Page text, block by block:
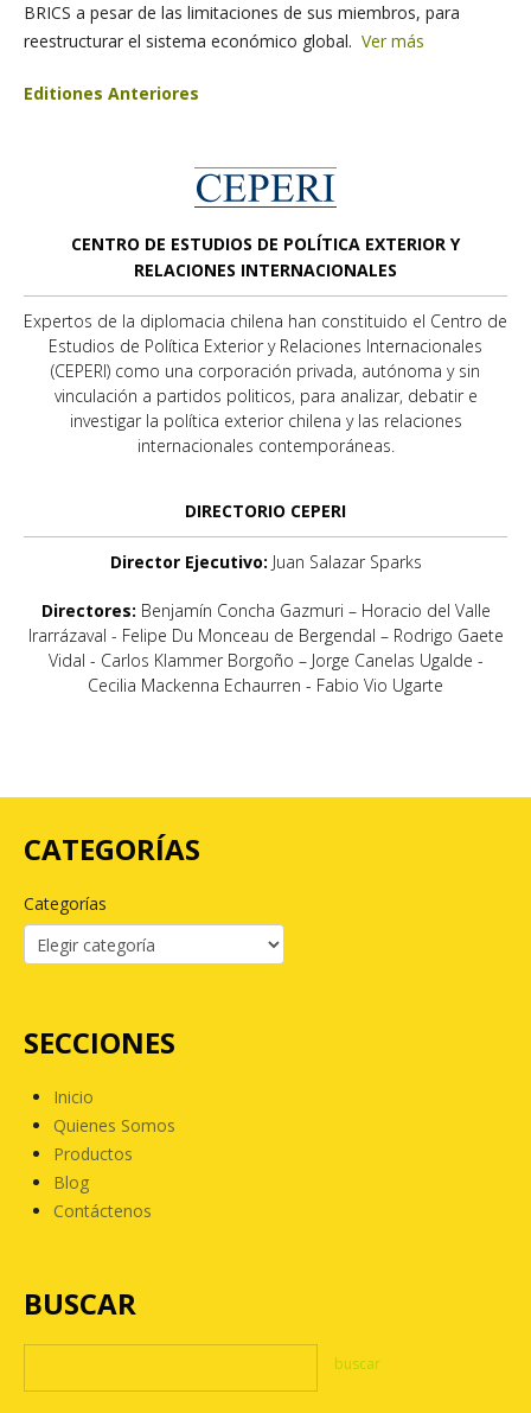
BRICS a pesar de las limitaciones de sus miembros, para
reestructurar el sistema económico global. Ver más
Editiones Anteriores
CENTRO DE ESTUDIOS DE POLÍTICA EXTERIOR Y
RELACIONES INTERNACIONALES
Expertos de la diplomacia chilena han constituido el Centro de
Estudios de Política Exterior y Relaciones Internacionales
(CEPERI) como una corporación privada, autónoma y sin
vinculación a partidos politicos, para analizar, debatir e
investigar la política exterior chilena y las relaciones
internacionales contemporáneas.
DIRECTORIO CEPERI
Director Ejecutivo: Juan Salazar Sparks
Directores: Benjamín Concha Gazmuri – Horacio del Valle
Irarrázaval - Felipe Du Monceau de Bergendal – Rodrigo Gaete
Vidal - Carlos Klammer Borgoño – Jorge Canelas Ugalde -
Cecilia Mackenna Echaurren - Fabio Vio Ugarte
CATEGORÍAS
Categorías
SECCIONES
Inicio
Quienes Somos
Productos
Blog
Contáctenos
BUSCAR